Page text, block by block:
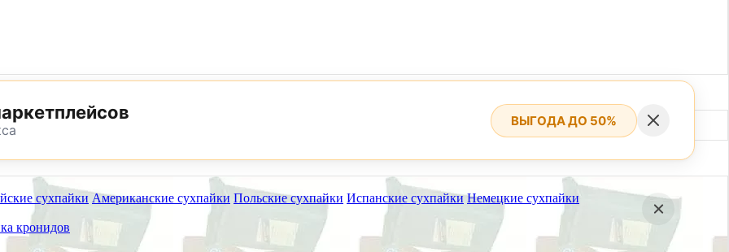
сухпайки Американские сухпайки Польские сухпайки Испанские сухпайки Немецкие сухпайки
кронидов
8 (495) 782-73-32
ВЫГОДА ДО 50%
работать на самовывоз в субботу 8 и 15 августа.